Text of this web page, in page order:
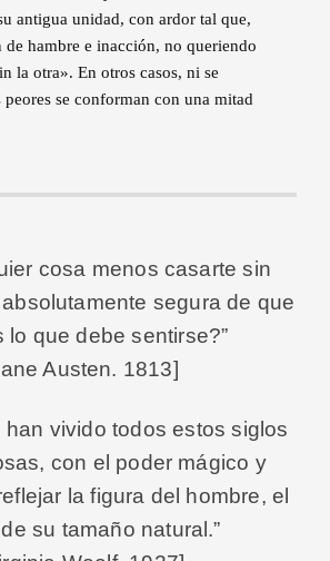
antigua unidad, con ardor tal que,
de hambre e inacción, no queriendo
la otra». En otros casos, ni se
se conforman con una mitad
cosa menos casarte sin
segura de que
lo que debe sentirse?”
Austen. 1813]
han vivido todos estos siglos
con el poder mágico y
la figura del hombre, el
su tamaño natural.”